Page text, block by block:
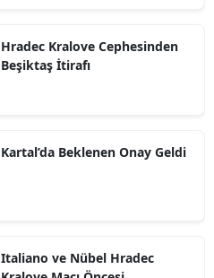
Hradec Kralove Cephesinden
Beşiktaş İtirafı
Kartal’da Beklenen Onay Geldi
Italiano ve Nübel Hradec